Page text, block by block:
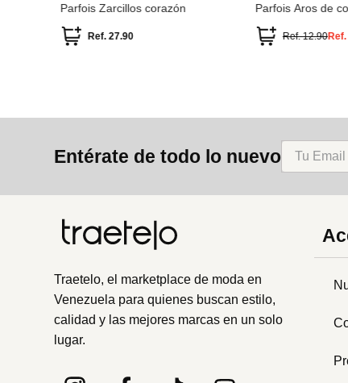
Parfois Zarcillos corazón
Ref.27.90
Parfois Aros de
Ref.12.90Ref.
Entérate de todo lo nuevo
Traetelo, el marketplace de moda en
Venezuela para quienes buscan estilo,
calidad y las mejores marcas en un solo
lugar.